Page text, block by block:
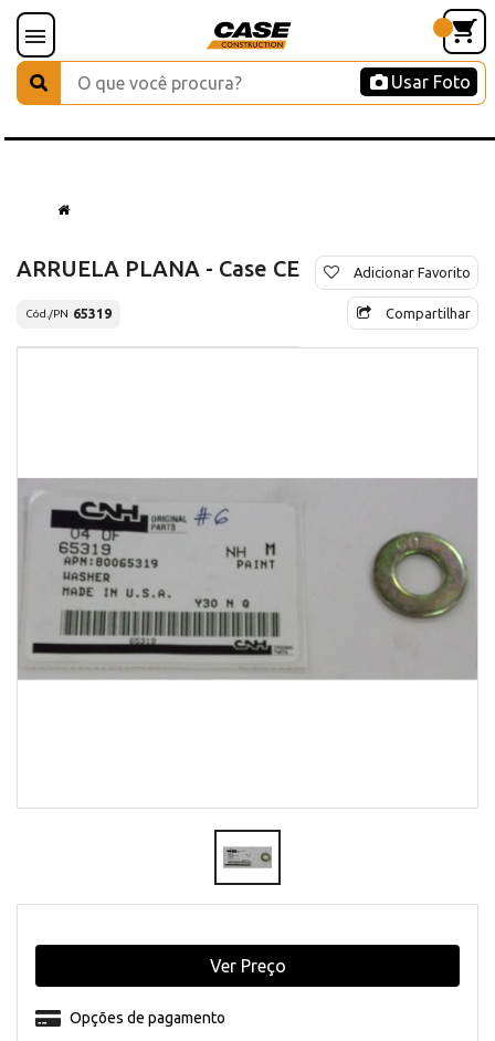
Usar Foto
ARRUELA PLANA - Case CE
Cód./PN 65319
Adicionar Favorito
Compartilhar
Opções de pagamento
Ver Preço